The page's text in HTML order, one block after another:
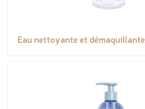
Eau nettoyante et démaquillante